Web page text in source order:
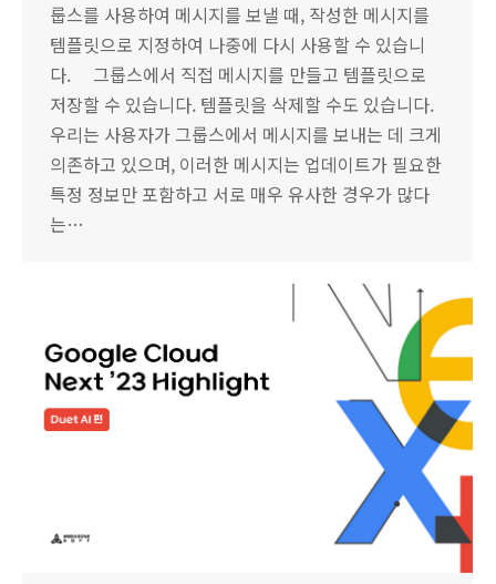
룹스를 사용하여 메시지를 보낼 때, 작성한 메시지를
템플릿으로 지정하여 나중에 다시 사용할 수 있습니
다. 그룹스에서 직접 메시지를 만들고 템플릿으로
저장할 수 있습니다. 템플릿을 삭제할 수도 있습니다.
우리는 사용자가 그룹스에서 메시지를 보내는 데 크게
의존하고 있으며, 이러한 메시지는 업데이트가 필요한
특정 정보만 포함하고 서로 매우 유사한 경우가 많다
는…